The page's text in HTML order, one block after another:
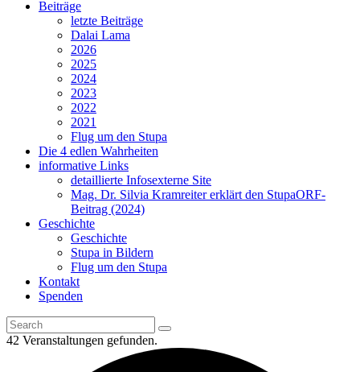
Beiträge
letzte Beiträge
Dalai Lama
2026
2025
2024
2023
2022
2021
Flug um den Stupa
Die 4 edlen Wahrheiten
informative Links
detaillierte Infosexterne Site
Mag. Dr. Silvia Kramreiter erklärt den StupaORF-
Beitrag (2024)
Geschichte
Geschichte
Stupa in Bildern
Flug um den Stupa
Kontakt
Spenden
42 Veranstaltungen gefunden.